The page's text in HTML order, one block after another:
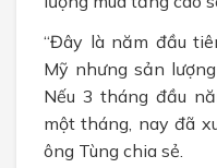
“Đây là năm đầu
Mỹ nhưng sản
Nếu 3 tháng đầu
một tháng, nay đã
ông Tùng chia sẻ.